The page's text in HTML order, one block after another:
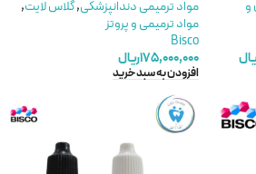
و
مواد ترمیمی دندانپزشکی,گلاس لایت,
مواد ترمیمی و پروتز
Bisco
۱۷۵,۰۰۰,۰۰۰ریال
افزودن به سبد خرید